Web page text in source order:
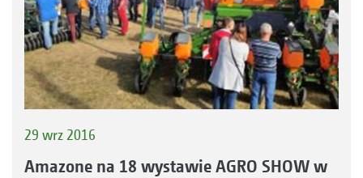
29 wrz 2016
Amazone na 18 wystawie AGRO SHOW w